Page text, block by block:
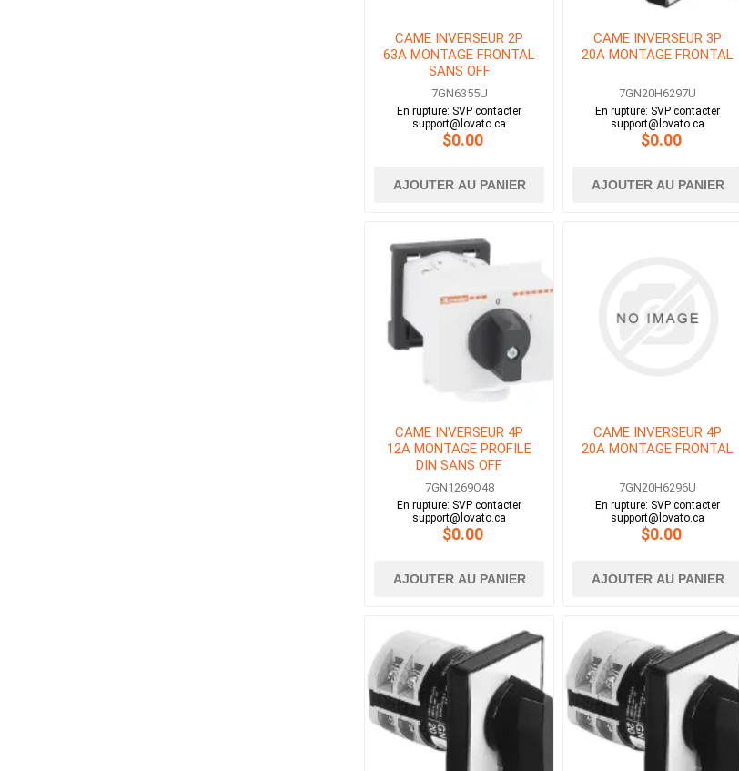
CAME INVERSEUR 2P
63A MONTAGE FRONTAL
SANS OFF
7GN6355U
En rupture: SVP contacter
support@lovato.ca
$0.00
AJOUTER AU PANIER
CAME INVERSEUR 3P
20A MONTAGE FRONTAL
7GN20H6297U
En rupture: SVP contacter
support@lovato.ca
$0.00
AJOUTER AU PANIER
CAME INVERSEUR 4P
12A MONTAGE PROFILE
DIN SANS OFF
7GN1269O48
En rupture: SVP contacter
support@lovato.ca
$0.00
AJOUTER AU PANIER
CAME INVERSEUR 4P
20A MONTAGE FRONTAL
7GN20H6296U
En rupture: SVP contacter
support@lovato.ca
$0.00
AJOUTER AU PANIER